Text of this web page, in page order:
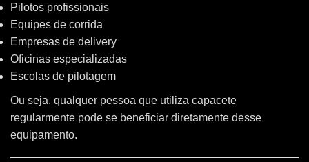
Pilotos profissionais
Equipes de corrida
Empresas de delivery
Oficinas especializadas
Escolas de pilotagem
Ou seja, qualquer pessoa que utiliza capacete
regularmente pode se beneficiar diretamente desse
equipamento.